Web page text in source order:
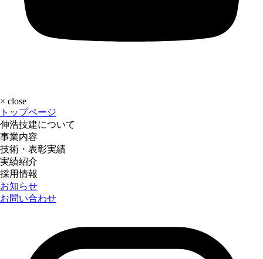
× close
トップページ
伸浩技建について
事業内容
技術・表彰実績
実績紹介
採用情報
お知らせ
お問い合わせ